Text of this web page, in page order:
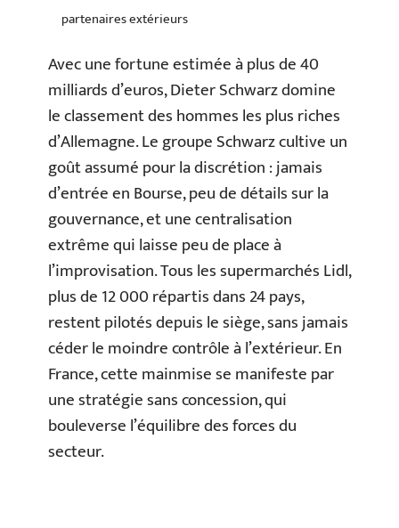
partenaires extérieurs
Avec une fortune estimée à plus de 40
milliards d’euros, Dieter Schwarz domine
le classement des hommes les plus riches
d’Allemagne. Le groupe Schwarz cultive un
goût assumé pour la discrétion : jamais
d’entrée en Bourse, peu de détails sur la
gouvernance, et une centralisation
extrême qui laisse peu de place à
l’improvisation. Tous les supermarchés Lidl,
plus de 12 000 répartis dans 24 pays,
restent pilotés depuis le siège, sans jamais
céder le moindre contrôle à l’extérieur. En
France, cette mainmise se manifeste par
une stratégie sans concession, qui
bouleverse l’équilibre des forces du
secteur.